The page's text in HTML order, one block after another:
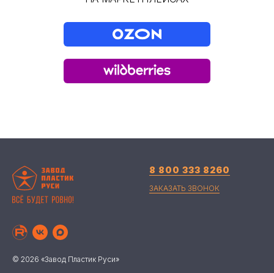
© 2026 «Завод Пластик Руси»
8 800 333 8260
ЗАКАЗАТЬ ЗВОНОК